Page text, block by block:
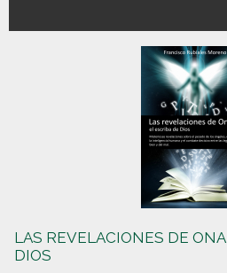
LAS REVELACIONES DE
DIOS